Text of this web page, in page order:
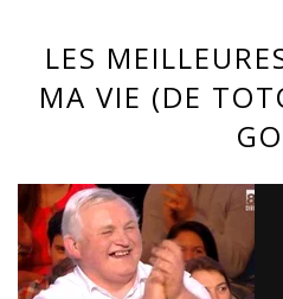
LES
MA VIE (DE